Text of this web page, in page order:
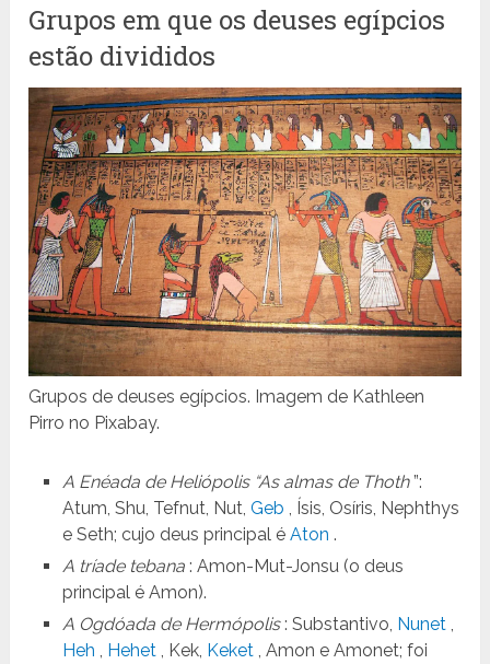
Grupos em que os deuses egípcios
estão divididos
Grupos de deuses egípcios. Imagem de Kathleen
Pirro no Pixabay.
A Enéada de Heliópolis “As almas de Thoth”:
Atum, Shu, Tefnut, Nut, Geb , Ísis, Osíris, Nephthys
e Seth; cujo deus principal é Aton .
A tríade tebana: Amon-Mut-Jonsu (o deus
principal é Amon).
A Ogdóada de Hermópolis: Substantivo, Nunet,
Heh
Hehet, Kek, Keket, Amon e Amonet; foi